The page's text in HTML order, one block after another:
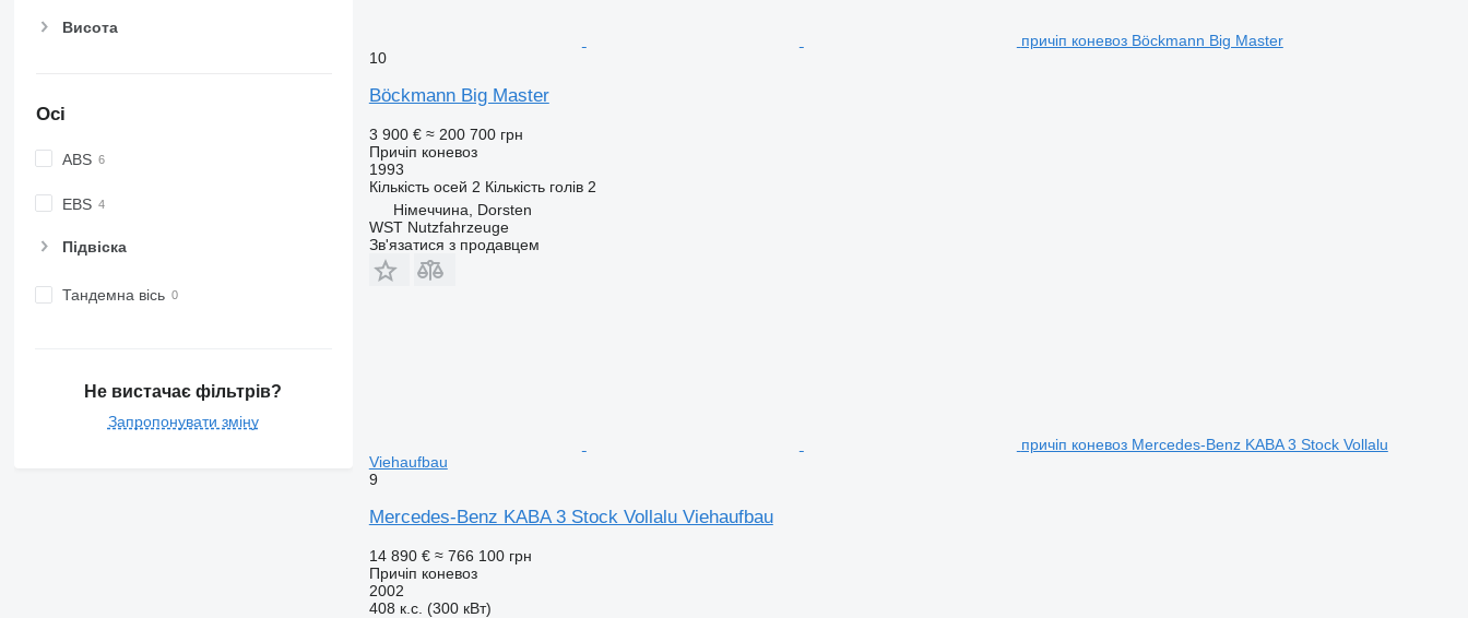
Висота
Осі
ABS
EBS
Підвіска
Тандемна вісь
Не вистачає фільтрів?
Запропонувати зміну
причіп коневоз Böckmann Big Master
10
Böckmann Big Master
3 900 € ≈ 200 700 грн
Причіп коневоз
1993
Кількість осей 2 Кількість голів 2
Німеччина, Dorsten
WST Nutzfahrzeuge
Зв'язатися з продавцем
причіп коневоз Mercedes-Benz KABA 3 Stock Vollalu
Viehaufbau
9
Mercedes-Benz KABA 3 Stock Vollalu Viehaufbau
14 890 € ≈ 766 100 грн
Причіп коневоз
2002
408 к.с. (300 кВт)